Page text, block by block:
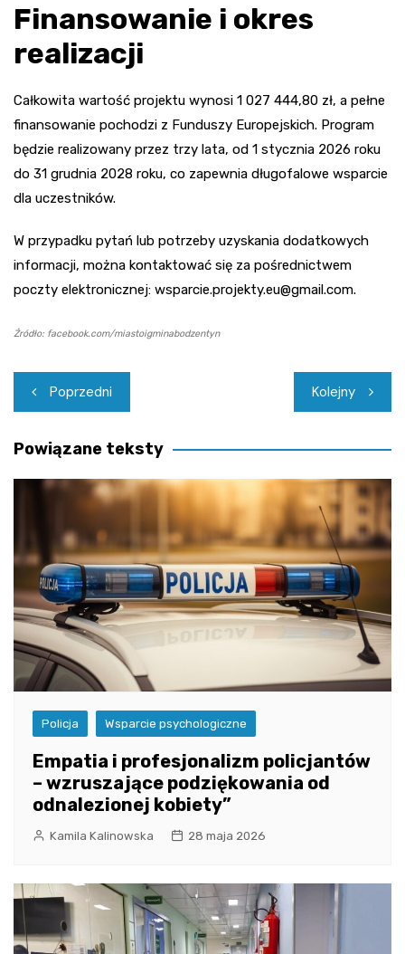
Finansowanie i okres
realizacji
Całkowita wartość projektu wynosi 1 027 444,80 zł, a pełne
finansowanie pochodzi z Funduszy Europejskich. Program
będzie realizowany przez trzy lata, od 1 stycznia 2026 roku
do 31 grudnia 2028 roku, co zapewnia długofalowe wsparcie
dla uczestników.
W przypadku pytań lub potrzeby uzyskania dodatkowych
informacji, można kontaktować się za pośrednictwem
poczty elektronicznej: wsparcie.projekty.eu@gmail.com.
Źródło: facebook.com/miastoigminabodzentyn
Nawigacja
wpisu
Poprzedni Kolejny
Powiązane teksty
Policja Wsparcie psychologiczne
Empatia i profesjonalizm policjantów
– wzruszające podziękowania od
odnalezionej kobiety”
Kamila Kalinowska 28 maja 2026